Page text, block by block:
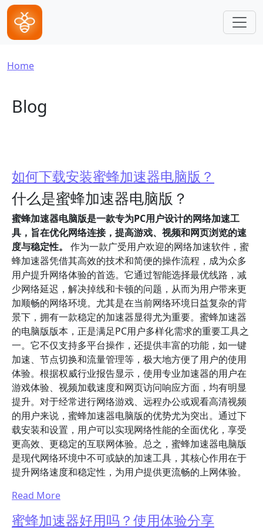
Skip to main content
Breadcrumb
Home
Blog
如何下载安装蜜蜂加速器电脑版？
什么是蜜蜂加速器电脑版？
蜜蜂加速器电脑版是一款专为PC用户设计的网络加速工
具，旨在优化网络连接，提高游戏、视频和网页浏览的速
度与稳定性。
作为一款广受用户欢迎的网络加速软件，蜜
蜂加速器凭借其高效的技术和简便的操作流程，成为众多
用户提升网络体验的首选。它通过智能选择最优线路，减
少网络延迟，解决掉线和卡顿的问题，从而为用户带来更
加顺畅的网络环境。尤其是在当前网络环境日益复杂的背
景下，拥有一款稳定的加速器显得尤为重要。蜜蜂加速器
的电脑版版本，正是满足PC用户多样化需求的重要工具之
一。它不仅支持多平台操作，还提供丰富的功能，如一键
加速、节点切换和流量管理等，极大地方便了用户的使用
体验。根据权威行业报告显示，使用专业加速器的用户在
游戏体验、视频加载速度和网页访问响应方面，均有明显
提升。对于经常进行网络游戏、远程办公或观看高清视频
的用户来说，蜜蜂加速器电脑版的优势尤为突出。通过下
载安装和设置，用户可以实现网络性能的全面优化，享受
更高效、更稳定的互联网体验。总之，蜜蜂加速器电脑版
是现代网络环境中不可或缺的加速工具，其核心作用在于
提升网络速度和稳定性，为用户提供更流畅的上网体验。
Read More
蜜蜂加速器好用吗？使用体验分享